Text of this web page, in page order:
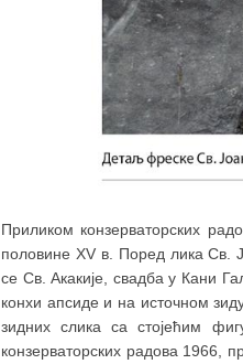
Приликом конзерваторских
половине XV в. Поред лика Св.
се Св. Акакије, свадба у Кани
конхи апсиде и на источном
зидних слика са стојећим
конзерваторских радова 1966,